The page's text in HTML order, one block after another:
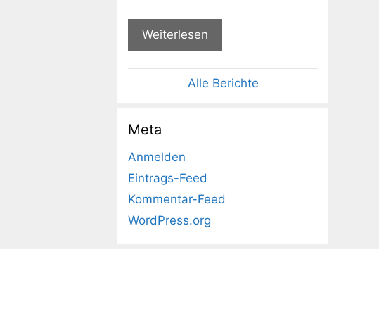
Weiterlesen
Alle Berichte
Meta
Anmelden
Eintrags-Feed
Kommentar-Feed
WordPress.org